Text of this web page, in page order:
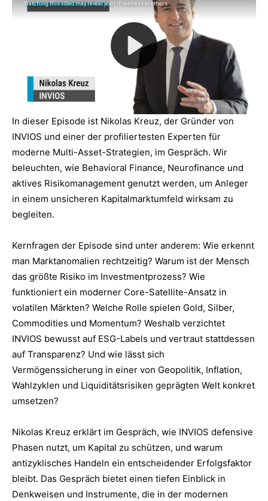
In dieser Episode ist Nikolas Kreuz, der Gründer von
INVIOS und einer der profiliertesten Experten für
moderne Multi-Asset-Strategien, im Gespräch. Wir
beleuchten, wie Behavioral Finance, Neurofinance und
aktives Risikomanagement genutzt werden, um Anleger
in einem unsicheren Kapitalmarktumfeld wirksam zu
begleiten.
Kernfragen der Episode sind unter anderem: Wie erkennt
man Marktanomalien rechtzeitig? Warum ist der Mensch
das größte Risiko im Investmentprozess? Wie
funktioniert ein moderner Core-Satellite-Ansatz in
volatilen Märkten? Welche Rolle spielen Gold, Silber,
Commodities und Momentum? Weshalb verzichtet
INVIOS bewusst auf ESG-Labels und vertraut stattdessen
auf Transparenz? Und wie lässt sich
Vermögenssicherung in einer von Geopolitik, Inflation,
Wahlzyklen und Liquiditätsrisiken geprägten Welt konkret
umsetzen?
Nikolas Kreuz erklärt im Gespräch, wie INVIOS defensive
Phasen nutzt, um Kapital zu schützen, und warum
antizyklisches Handeln ein entscheidender Erfolgsfaktor
bleibt. Das Gespräch bietet einen tiefen Einblick in
Denkweisen und Instrumente, die in der modernen